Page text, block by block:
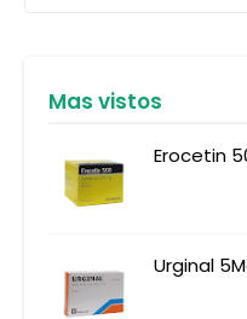
Mas vistos
Erocetin
Urginal